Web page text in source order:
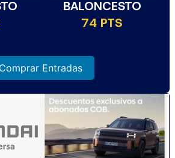
BALONCESTO
74 PTS
Comprar Entradas